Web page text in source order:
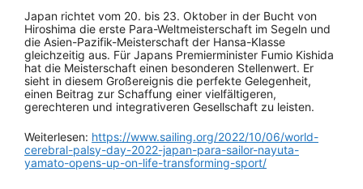
Japan richtet vom 20. bis 23. Oktober in der Bucht von
Hiroshima die erste Para-Weltmeisterschaft im Segeln und
die Asien-Pazifik-Meisterschaft der Hansa-Klasse
gleichzeitig aus. Für Japans Premierminister Fumio Kishida
hat die Meisterschaft einen besonderen Stellenwert. Er
sieht in diesem Großereignis die perfekte Gelegenheit,
einen Beitrag zur Schaffung einer vielfältigeren,
gerechteren und integrativeren Gesellschaft zu leisten.
Weiterlesen: https://www.sailing.org/2022/10/06/world-
cerebral-palsy-day-2022-japan-para-sailor-nayuta-
yamato-opens-up-on-life-transforming-sport/